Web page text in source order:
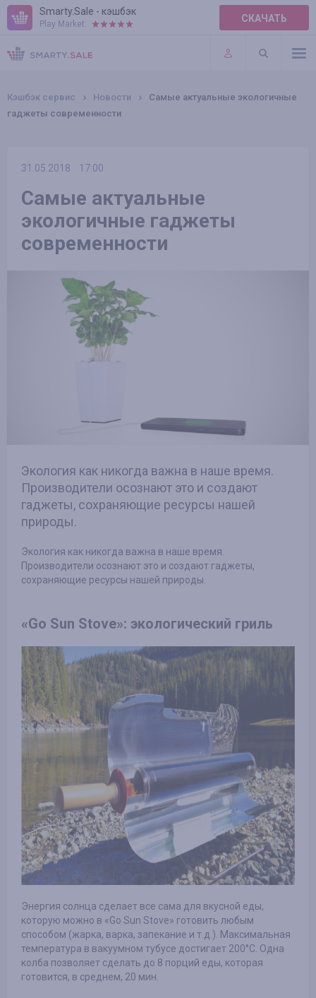
Smarty.Sale - кэшбэк
Play Market: СКАЧАТЬ
ПРАВИЛА
ПЛАГИНЫ
Кэшбэк сервис Новости
Самые актуальные экологичные
гаджеты современности
31.05.2018 17:00
Самые актуальные
экологичные гаджеты
современности
Экология как никогда важна в наше время.
Производители осознают это и создают
гаджеты, сохраняющие ресурсы нашей
природы.
Экология как никогда важна в наше время.
Производители осознают это и создают гаджеты,
сохраняющие ресурсы нашей природы.
«Go Sun Stove»: экологический гриль
Энергия солнца сделает все сама для вкусной еды,
которую можно в «Go Sun Stove» готовить любым
способом (жарка, варка, запекание и т.д.). Максимальная
температура в вакуумном тубусе достигает 200°С. Одна
колба позволяет сделать до 8 порций еды, которая
готовится, в среднем, 20 мин.